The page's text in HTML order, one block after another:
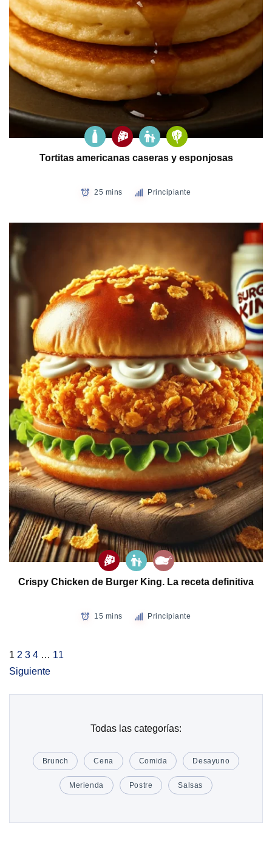
Tortitas americanas caseras y esponjosas
25 mins Principiante
Crispy Chicken de Burger King. La receta definitiva
15 mins Principiante
1 2 3 4 … 11
Siguiente
Todas las categorías:
Brunch Cena Comida Desayuno
Merienda Postre Salsas